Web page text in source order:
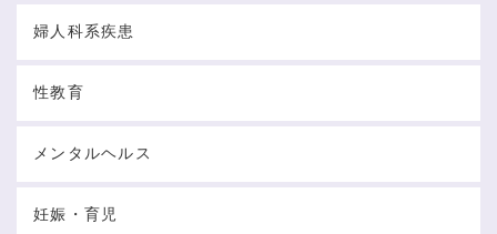
婦人科系疾患
性教育
メンタルヘルス
妊娠・育児